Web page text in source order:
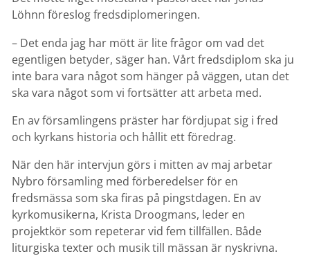
Löhnn föreslog fredsdiplomeringen.
– Det enda jag har mött är lite frågor om vad det
egentligen betyder, säger han. Vårt fredsdiplom ska ju
inte bara vara något som hänger på väggen, utan det
ska vara något som vi fortsätter att arbeta med.
En av församlingens präster har fördjupat sig i fred
och kyrkans historia och hållit ett föredrag.
När den här intervjun görs i mitten av maj arbetar
Nybro församling med förberedelser för en
fredsmässa som ska firas på pingstdagen. En av
kyrkomusikerna, Krista Droogmans, leder en
projektkör som repeterar vid fem tillfällen. Både
liturgiska texter och musik till mässan är nyskrivna.